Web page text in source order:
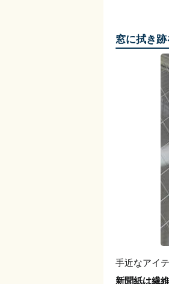
窓に拭き
手近なアイ
新聞紙は繊